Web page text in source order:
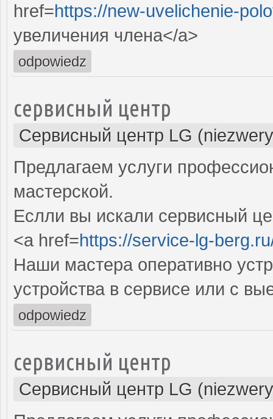
href=https://new-uvelichenie-
увеличения члена</a>
odpowiedz
сервисный центр
Сервисный центр LG
Предлагаем услуги
мастерской.
Еслли вы искали сервисный
<a href=https://service-lg-
Наши мастера оперативно
устройства в сервисе или с
odpowiedz
сервисный центр
Сервисный центр LG